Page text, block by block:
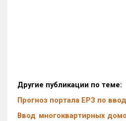
Другие публикации по теме:
Прогноз портала ЕРЗ по
Ввод многоквартирных